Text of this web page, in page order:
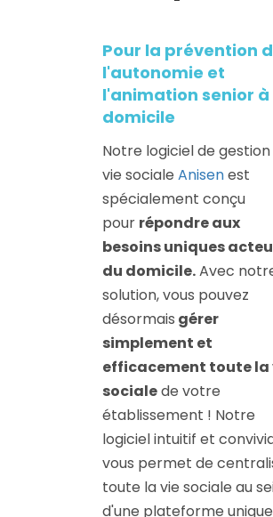
Pour la prévention
l'autonomie et
l'animation senior à
domicile
Notre logiciel de gestion
vie sociale Anisenest
spécialement conçu
pour répondre aux
besoins uniques
du domicile.Avec
solution, vous pouvez
désormais gérer
simplement et
efficacement toute la
socialede votre
établissement ! Notre
logiciel intuitif et
vous permet de
toute la vie sociale au
d'une plateforme